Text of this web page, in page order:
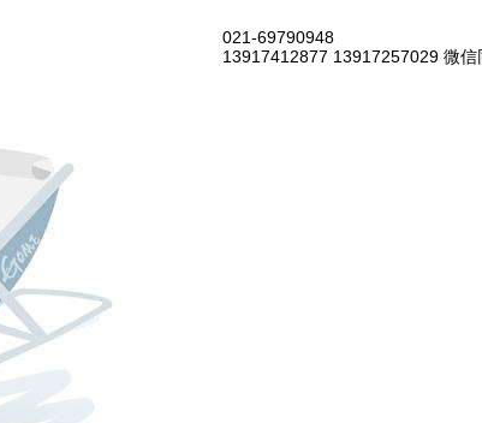
021-69790948
13917412877 13917257029 微信